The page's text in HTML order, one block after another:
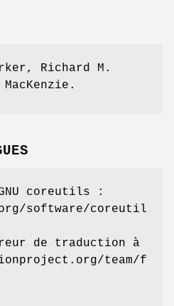
Richard M.
coreutils :
software/coreutil
de traduction à
team/f